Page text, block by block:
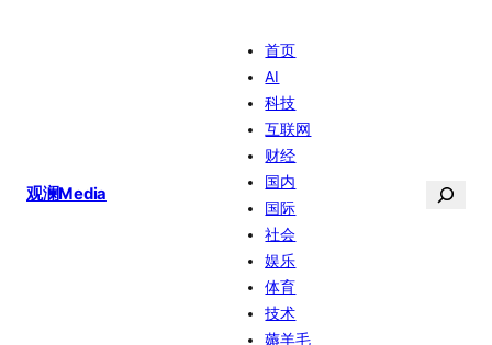
观澜Media
首页
AI
科技
互联网
财经
国内
国际
社会
娱乐
体育
技术
薅羊毛
搜